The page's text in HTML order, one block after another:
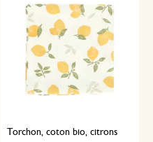
Torchon, coton bio, citrons